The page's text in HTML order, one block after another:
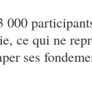
ce qui ne
ses